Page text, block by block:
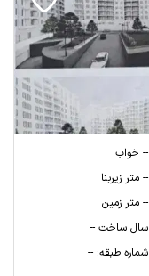
-- خواب
-- متر زیربنا
-- متر زمین
سال ساخت --
شماره طبقه: --